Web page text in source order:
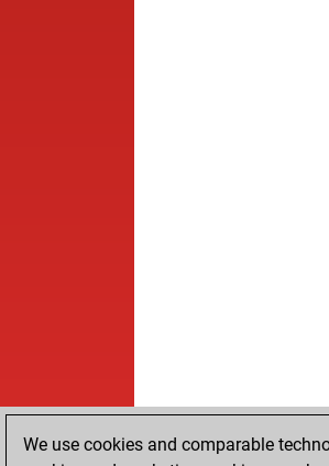
We use cookies and comparable